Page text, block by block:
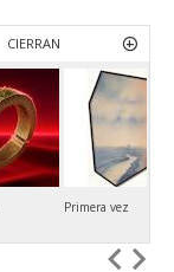
CIERRAN
Primera vez